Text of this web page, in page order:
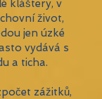
kláštery, v
život,
jen úzké
vydává s
a ticha.
zážitků,